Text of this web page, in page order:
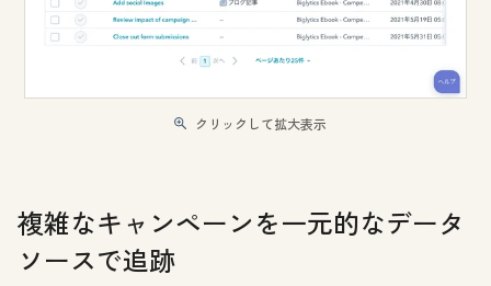
クリックして拡大表示
複雑なキャンペーンを一元的なデータ
ソースで追跡